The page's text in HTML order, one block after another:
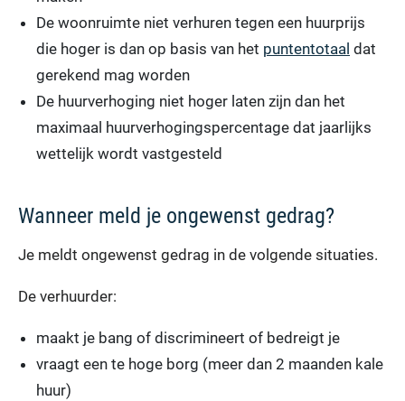
De woonruimte niet verhuren tegen een huurprijs
die hoger is dan op basis van het puntentotaal dat
gerekend mag worden
De huurverhoging niet hoger laten zijn dan het
maximaal huurverhogingspercentage dat jaarlijks
wettelijk wordt vastgesteld
Wanneer meld je ongewenst gedrag?
Je meldt ongewenst gedrag in de volgende situaties.
De verhuurder:
maakt je bang of discrimineert of bedreigt je
vraagt een te hoge borg (meer dan 2 maanden kale
huur)